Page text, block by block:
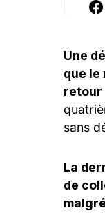
Une
que le
retour
sans
La
de